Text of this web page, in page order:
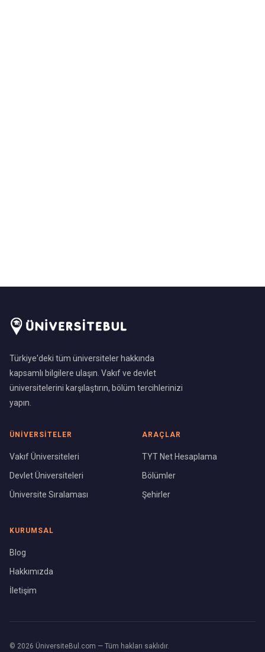
Türkiye'deki tüm üniversiteler hakkında
kapsamlı bilgilere ulaşın. Vakıf ve devlet
üniversitelerini karşılaştırın, bölüm tercihlerinizi
yapın.
ÜNIVERSITELER
Vakıf Üniversiteleri
Devlet Üniversiteleri
Üniversite Sıralaması
ARAÇLAR
TYT Net Hesaplama
Bölümler
Şehirler
KURUMSAL
Blog
Hakkımızda
İletişim
© 2026 ÜniversiteBul.com — Tüm hakları saklıdır.